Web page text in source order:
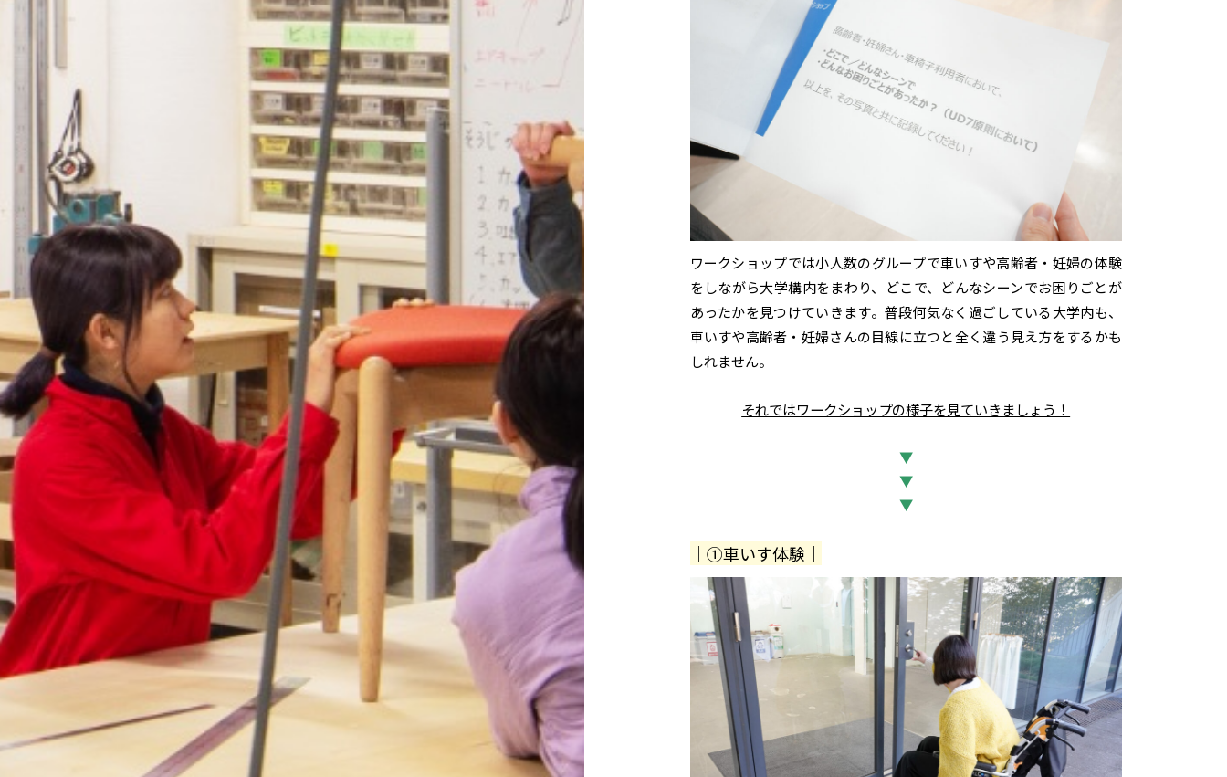
ワークショップでは小人数のグループで車いすや高齢者・妊婦の体験
をしながら大学構内をまわり、どこで、どんなシーンでお困りごとが
あったかを見つけていきます。普段何気なく過ごしている大学内も、
車いすや高齢者・妊婦さんの目線に立つと全く違う見え方をするかも
しれません。
それではワークショップの様子を見ていきましょう！
▼
▼
▼
｜①車いす体験｜